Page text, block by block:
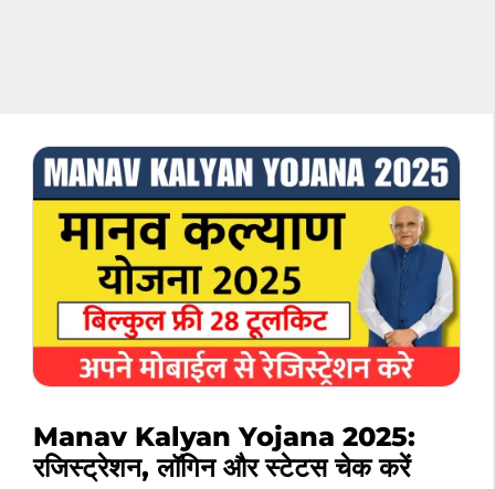
Manav Kalyan Yojana 2025:
रजिस्ट्रेशन, लॉगिन और स्टेटस चेक करें